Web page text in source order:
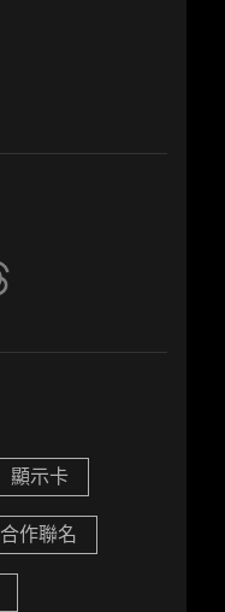
顯示卡
合作聯名